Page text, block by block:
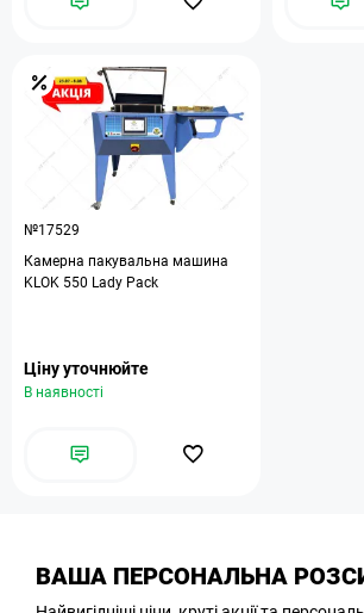
№17529
Камерна пакувальна машина
KLOK 550 Lady Pack
Ціну уточнюйте
В наявності
ВАША ПЕРСОНАЛЬНА